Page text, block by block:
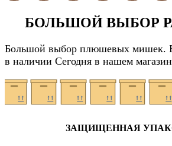
БОЛЬШОЙ ВЫБОР
Большой выбор плюшевых мишек.
в наличии Сегодня в нашем
ЗАЩИЩЕННАЯ